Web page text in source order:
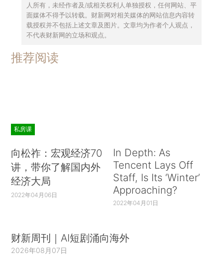
人所有，未经作者及/或相关权利人单独授权，任何网站、平
面媒体不得予以转载。财新网对相关媒体的网站信息内容转
载授权并不包括上述文章及图片。文章均为作者个人观点，
不代表财新网的立场和观点。
推荐阅读
私房课
向松祚：宏观经济70
讲，带你了解国内外
经济大局
2022年04月06日
In Depth: As
Tencent Lays Off
Staff, Is Its ‘Winter’
Approaching?
2022年04月01日
财新周刊｜AI短剧涌向海外
2026年08月07日